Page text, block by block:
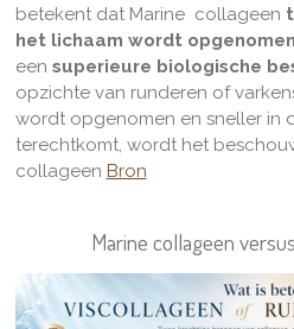
betekent dat Marine collageen
het lichaam wordt opgenomen
een superieure biologische
opzichte van runderen of
wordt opgenomen en sneller in
terechtkomt, wordt het
collageen Bron
Marine collageen